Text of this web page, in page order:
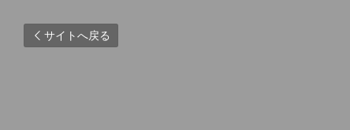
サイトへ戻る